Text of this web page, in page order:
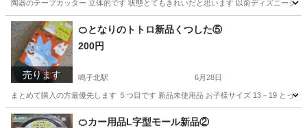
陶器のテープカッター 立体的です 状態とてもきれいだと思います 以前ディズニーシ
愛知 名古屋市 鳴子北駅 家具 テープカッター
売ります
🍊となりのトトロ新品くつした⑤
200円
鳴子北駅 6月28日
まとめて購入の方最優先します ５つ目です 新品未使用品 お子様サイズ 13－19 とっ
愛知 名古屋市 鳴子北駅 服/ファッション
🍊カー用品L字型モール新品②